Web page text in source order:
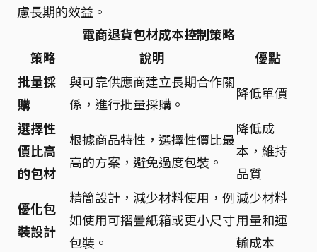
慮長期的效益。
電商退貨包材成本控制策略
策略
說明
優點
批量採
購
與可靠供應商建立長期合作關
係，進行批量採購。
降低單價
選擇性
價比高
的包材
根據商品特性，選擇性價比最
高的方案，避免過度包裝。
降低成
本，維持
品質
優化包
裝設計
精簡設計，減少材料使用，例
如使用可摺疊紙箱或更小尺寸
包裝。
減少材料
用量和運
輸成本